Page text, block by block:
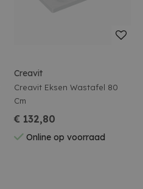
Creavit
Creavit Eksen Wastafel 80
Cm
€ 132,80
Online op voorraad